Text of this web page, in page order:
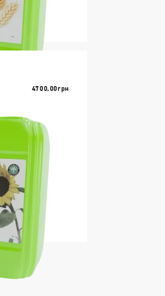
4700,00Грн
ДОКЛАДНІШЕ